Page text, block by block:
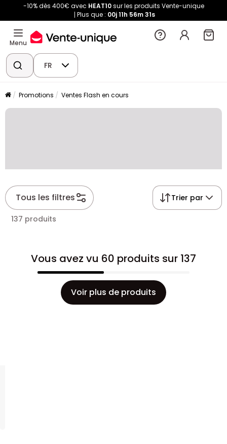
-10% dès 400€ avec HEAT10sur les produits Vente-unique
Plus que : 00j 11h 56m 31s
Menu
FR
Promotions Ventes Flash en cours
Tous les filtres Trier par
137 produits
Vous avez vu 60 produits sur 137
Voir plus de produits